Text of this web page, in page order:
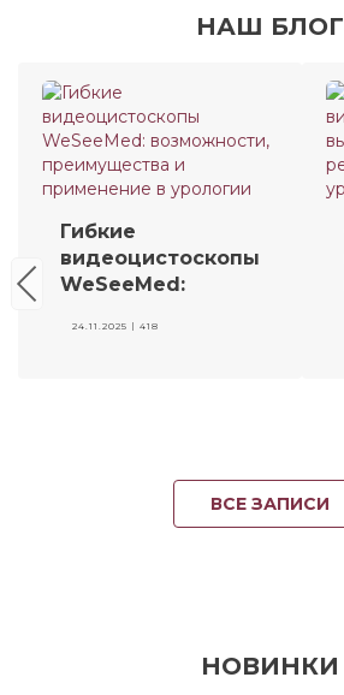
НАШ БЛОГ
Гибкие
видеоцистоскопы
WeSeeMed:
преимущества и
24.11.2025 | 418
ВСЕ ЗАПИСИ
НОВИНКИ